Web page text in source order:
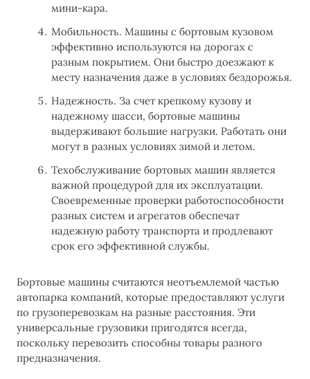
мини-кара.
Мобильность. Машины с бортовым кузовом
эффективно используются на дорогах с
разным покрытием. Они быстро доезжают к
месту назначения даже в условиях бездорожья.
Надежность. За счет крепкому кузову и
надежному шасси, бортовые машины
выдерживают большие нагрузки. Работать они
могут в разных условиях зимой и летом.
Техобслуживание бортовых машин является
важной процедурой для их эксплуатации.
Своевременные проверки работоспособности
разных систем и агрегатов обеспечат
надежную работу транспорта и продлевают
срок его эффективной службы.
Бортовые машины считаются неотъемлемой частью
автопарка компаний, которые предоставляют услуги
по грузоперевозкам на разные расстояния. Эти
универсальные грузовики пригодятся всегда,
поскольку перевозить способны товары разного
предназначения.